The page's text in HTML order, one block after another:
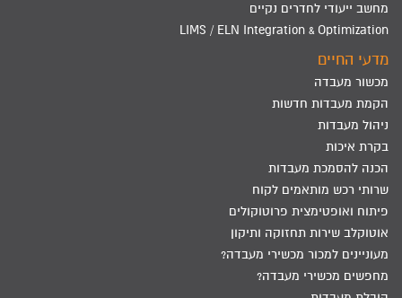
מחשב ייעודי לחדרים נקיים
LIMS / ELN Integration & Optimization
מדעי החיים
מכשור מעבדה
הקמת מעבדות חדשות
ניהול מעבדות
בקרת איכות
הכנה להסמכת מעבדות
שרותי רכש מותאמים לקוח
פיתוח ואופטימצית פרוטוקולים
אוטוקלב שירות תחזוקה ותיקון
מעוניינים למכור מכשירי מעבדה?
מחפשים מכשירי מעבדה?